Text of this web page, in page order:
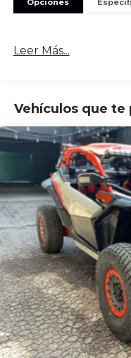
Leer Más...
Vehículos que te